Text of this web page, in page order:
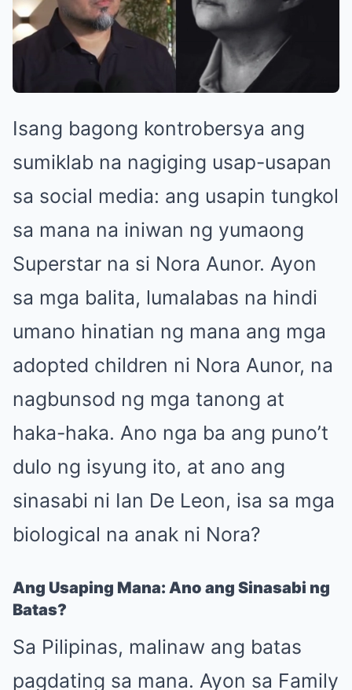
Isang bagong kontrobersya ang
sumiklab na nagiging usap-usapan
sa social media: ang usapin tungkol
sa mana na iniwan ng yumaong
Superstar na si Nora Aunor. Ayon
sa mga balita, lumalabas na hindi
umano hinatian ng mana ang mga
adopted children ni Nora Aunor, na
nagbunsod ng mga tanong at
haka-haka. Ano nga ba ang puno’t
dulo ng isyung ito, at ano ang
sinasabi ni Ian De Leon, isa sa mga
biological na anak ni Nora?
Ang Usaping Mana: Ano ang Sinasabi ng
Batas?
Sa Pilipinas, malinaw ang batas
pagdating sa mana. Ayon sa Family